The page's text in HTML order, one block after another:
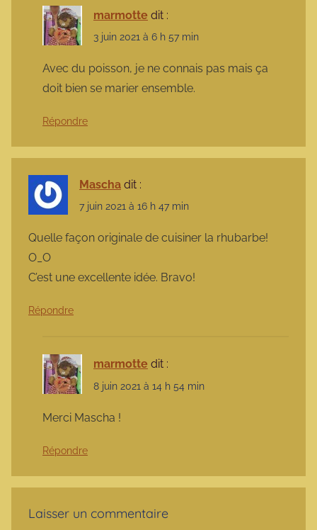
marmotte dit :
3 juin 2021 à 6 h 57 min
Avec du poisson, je ne connais pas mais ça
doit bien se marier ensemble.
Répondre
Mascha dit :
7 juin 2021 à 16 h 47 min
Quelle façon originale de cuisiner la rhubarbe!
O_O
C’est une excellente idée. Bravo!
Répondre
marmotte dit :
8 juin 2021 à 14 h 54 min
Merci Mascha !
Répondre
Laisser un commentaire